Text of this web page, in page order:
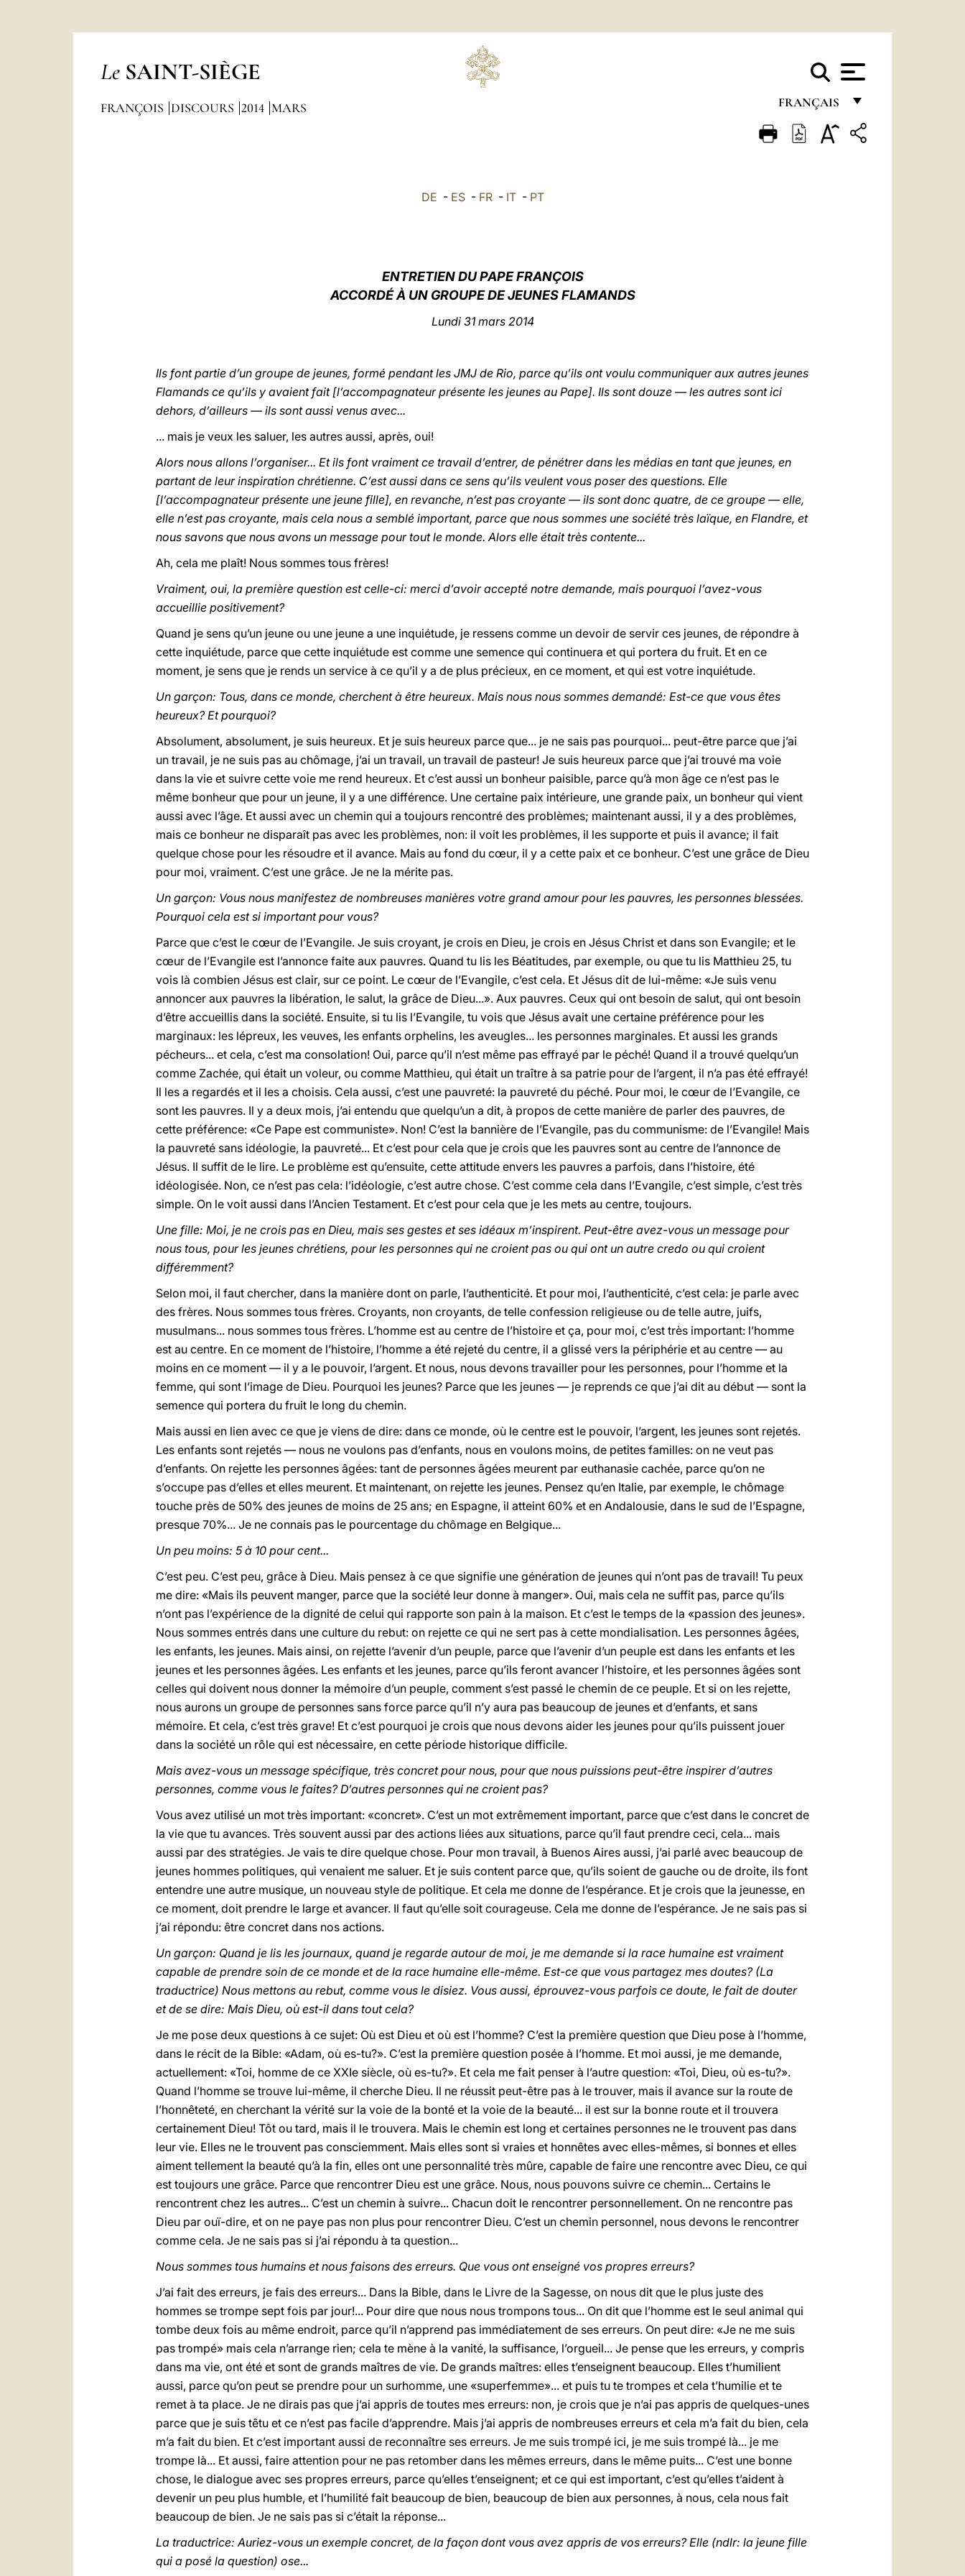
Le SAINT-SIÈGE
FRANÇAIS
FRANÇAIS
LATINE
FRANÇOIS DISCOURS 2014 MARS
DE - ES- FR- IT- PT
ENTRETIEN DU PAPE FRANÇOIS
ACCORDÉ À UN GROUPE DE JEUNESFLAMANDS
Lundi 31 mars 2014
Ils font partie d’un groupe de jeunes, formé pendant les JMJ de Rio, parce qu’ils ont voulu communiquer aux autres jeunes
Flamands ce qu’ils y avaient fait [l’accompagnateur présente les jeunes au Pape]. Ils sont douze — les autres sont ici
dehors, d’ailleurs — ils sont aussi venus avec...
... mais je veux les saluer, les autres aussi, après, oui!
Alors nous allons l’organiser... Et ils font vraiment ce travail d’entrer, de pénétrer dans les médias en tant que jeunes, en
partant de leur inspiration chrétienne. C’est aussi dans ce sens qu’ils veulent vous poser des questions. Elle
[l’accompagnateur présente une jeune fille], en revanche, n’est pas croyante — ils sont donc quatre, de ce groupe — elle,
elle n’est pas croyante, mais cela nous a semblé important, parce que nous sommes une société très laïque, en Flandre, et
nous savons que nous avons un message pour tout le monde. Alors elle était très contente...
Ah, cela me plaît! Nous sommes tous frères!
Vraiment, oui, la première question est celle-ci: merci d’avoir accepté notre demande, mais pourquoi l’avez-vous
accueillie positivement?
Quand je sens qu’un jeune ou une jeune a une inquiétude, je ressens comme un devoir de servir ces jeunes, de répondre à
cette inquiétude, parce que cette inquiétude est comme une semence qui continuera et qui portera du fruit. Et en ce
moment, je sens que je rends un service à ce qu’il y a de plus précieux, en ce moment, et qui est votre inquiétude.
Un garçon: Tous, dans ce monde, cherchent à être heureux. Mais nous nous sommes demandé: Est-ce que vous êtes
heureux? Et pourquoi?
Absolument, absolument, je suis heureux. Et je suis heureux parce que... je ne sais pas pourquoi... peut-être parce que j’ai
un travail, je ne suis pas au chômage, j’ai un travail, un travail de pasteur! Je suis heureux parce que j’ai trouvé ma voie
dans la vie et suivre cette voie me rend heureux. Et c’est aussi un bonheur paisible, parce qu’à mon âge ce n’est pas le
même bonheur que pour un jeune, il y a une différence. Une certaine paix intérieure, une grande paix, un bonheur qui vient
aussi avec l’âge. Et aussi avec un chemin qui a toujours rencontré des problèmes; maintenant aussi, il y a des problèmes,
mais ce bonheur ne disparaît pas avec les problèmes, non: il voit les problèmes, il les supporte et puis il avance; il fait
quelque chose pour les résoudre et il avance. Mais au fond du cœur, il y a cette paix et ce bonheur. C’est une grâce de Dieu
pour moi, vraiment. C’est une grâce. Je ne la mérite pas.
Un garçon: Vous nous manifestez de nombreuses manières votre grand amour pour les pauvres, les personnes blessées.
Pourquoi cela est si important pour vous?
Parce que c’est le cœur de l’Evangile. Je suis croyant, je crois en Dieu, je crois en Jésus Christ et dans son Evangile; et le
cœur de l’Evangile est l’annonce faite aux pauvres. Quand tu lis les Béatitudes, par exemple, ou que tu lis Matthieu 25, tu
vois là combien Jésus est clair, sur ce point. Le cœur de l’Evangile, c’est cela. Et Jésus dit de lui-même: «Je suis venu
annoncer aux pauvres la libération, le salut, la grâce de Dieu...». Aux pauvres. Ceux qui ont besoin de salut, qui ont besoin
d’être accueillis dans la société. Ensuite, si tu lis l’Evangile, tu vois que Jésus avait une certaine préférence pour les
marginaux: les lépreux, les veuves, les enfants orphelins, les aveugles... les personnes marginales. Et aussi les grands
pécheurs... et cela, c’est ma consolation! Oui, parce qu’il n’est même pas effrayé par le péché! Quand il a trouvé quelqu’un
comme Zachée, qui était un voleur, ou comme Matthieu, qui était un traître à sa patrie pour de l’argent, il n’a pas été effrayé!
Il les a regardés et il les a choisis. Cela aussi, c’est une pauvreté: la pauvreté du péché. Pour moi, le cœur de l’Evangile, ce
sont les pauvres. Il y a deux mois, j’ai entendu que quelqu’un a dit, à propos de cette manière de parler des pauvres, de
cette préférence: «Ce Pape est communiste». Non! C’est la bannière de l’Evangile, pas du communisme: de l’Evangile! Mais
la pauvreté sans idéologie, la pauvreté... Et c’est pour cela que je crois que les pauvres sont au centre de l’annonce de
Jésus. Il suffit de le lire. Le problème est qu’ensuite, cette attitude envers les pauvres a parfois, dans l’histoire, été
idéologisée. Non, ce n’est pas cela: l’idéologie, c’est autre chose. C’est comme cela dans l’Evangile, c’est simple, c’est très
simple. On le voit aussi dans l’Ancien Testament. Et c’est pour cela que je les mets au centre, toujours.
Une fille: Moi, je ne crois pas en Dieu, mais ses gestes et ses idéaux m’inspirent. Peut-être avez-vous un message pour
nous tous, pour les jeunes chrétiens, pour les personnes qui ne croient pas ou qui ont un autre credo ou qui croient
différemment?
Selon moi, il faut chercher, dans la manière dont on parle, l’authenticité. Et pour moi, l’authenticité, c’est cela: je parle avec
des frères. Nous sommes tous frères. Croyants, non croyants, de telle confession religieuse ou de telle autre, juifs,
musulmans... nous sommes tous frères. L’homme est au centre de l’histoire et ça, pour moi, c’est très important: l’homme
est au centre. En ce moment de l’histoire, l’homme a été rejeté du centre, il a glissé vers la périphérie et au centre — au
moins en ce moment — il y a le pouvoir, l’argent. Et nous, nous devons travailler pour les personnes, pour l’homme et la
femme, qui sont l’image de Dieu. Pourquoi les jeunes? Parce que les jeunes — je reprends ce que j’ai dit au début — sont la
semence qui portera du fruit le long du chemin.
Mais aussi en lien avec ce que je viens de dire: dans ce monde, où le centre est le pouvoir, l’argent, les jeunes sont rejetés.
Les enfants sont rejetés — nous ne voulons pas d’enfants, nous en voulons moins, de petites familles: on ne veut pas
d’enfants. On rejette les personnes âgées: tant de personnes âgées meurent par euthanasie cachée, parce qu’on ne
s’occupe pas d’elles et elles meurent. Et maintenant, on rejette les jeunes. Pensez qu’en Italie, par exemple, le chômage
touche près de 50% des jeunes de moins de 25 ans; en Espagne, il atteint 60% et en Andalousie, dans le sud de l’Espagne,
presque 70%... Je ne connais pas le pourcentage du chômage en Belgique...
Un peu moins: 5 à 10 pour cent...
C’est peu. C’est peu, grâce à Dieu. Mais pensez à ce que signifie une génération de jeunes qui n’ont pas de travail! Tu peux
me dire: «Mais ils peuvent manger, parce que la société leur donne à manger». Oui, mais cela ne suffit pas, parce qu’ils
n’ont pas l’expérience de la dignité de celui qui rapporte son pain à la maison. Et c’est le temps de la «passion des jeunes».
Nous sommes entrés dans une culture du rebut: on rejette ce qui ne sert pas à cette mondialisation. Les personnes âgées,
les enfants, les jeunes. Mais ainsi, on rejette l’avenir d’un peuple, parce que l’avenir d’un peuple est dans les enfants et les
jeunes et les personnes âgées. Les enfants et les jeunes, parce qu’ils feront avancer l’histoire, et les personnes âgées sont
celles qui doivent nous donner la mémoire d’un peuple, comment s’est passé le chemin de ce peuple. Et si on les rejette,
nous aurons un groupe de personnes sans force parce qu’il n’y aura pas beaucoup de jeunes et d’enfants, et sans
mémoire. Et cela, c’est très grave! Et c’est pourquoi je crois que nous devons aider les jeunes pour qu’ils puissent jouer
dans la société un rôle qui est nécessaire, en cette période historique difficile.
Mais avez-vous un message spécifique, très concret pour nous, pour que nous puissions peut-être inspirer d’autres
personnes, comme vous le faites? D’autres personnes qui ne croient pas?
Vous avez utilisé un mot très important: «concret». C’est un mot extrêmement important, parce que c’est dans le concret de
la vie que tu avances. Très souvent aussi par des actions liées aux situations, parce qu’il faut prendre ceci, cela... mais
aussi par des stratégies. Je vais te dire quelque chose. Pour mon travail, à Buenos Aires aussi, j’ai parlé avec beaucoup de
jeunes hommes politiques, qui venaient me saluer. Et je suis content parce que, qu’ils soient de gauche ou de droite, ils font
entendre une autre musique, un nouveau style de politique. Et cela me donne de l’espérance. Et je crois que la jeunesse, en
ce moment, doit prendre le large et avancer. Il faut qu’elle soit courageuse. Cela me donne de l’espérance. Je ne sais pas si
j’ai répondu: être concret dans nos actions.
Un garçon: Quand je lis les journaux, quand je regarde autour de moi, je me demande si la race humaine est vraiment
capable de prendre soin de ce monde et de la race humaine elle-même. Est-ce que vous partagez mes doutes? (La
traductrice) Nous mettons au rebut, comme vous le disiez. Vous aussi, éprouvez-vous parfois ce doute, le fait de douter
et de se dire: Mais Dieu, où est-il dans tout cela?
Je me pose deux questions à ce sujet: Où est Dieu et où est l’homme? C’est la première question que Dieu pose à l’homme,
dans le récit de la Bible: «Adam, où es-tu?». C’est la première question posée à l’homme. Et moi aussi, je me demande,
actuellement: «Toi, homme de ce XXIe siècle, où es-tu?». Et cela me fait penser à l’autre question: «Toi, Dieu, où es-tu?».
Quand l’homme se trouve lui-même, il cherche Dieu. Il ne réussit peut-être pas à le trouver, mais il avance sur la route de
l’honnêteté, en cherchant la vérité sur la voie de la bonté et la voie de la beauté... il est sur la bonne route et il trouvera
certainement Dieu! Tôt ou tard, mais il le trouvera. Mais le chemin est long et certaines personnes ne le trouvent pas dans
leur vie. Elles ne le trouvent pas consciemment. Mais elles sont si vraies et honnêtes avec elles-mêmes, si bonnes et elles
aiment tellement la beauté qu’à la fin, elles ont une personnalité très mûre, capable de faire une rencontre avec Dieu, ce qui
est toujours une grâce. Parce que rencontrer Dieu est une grâce. Nous, nous pouvons suivre ce chemin... Certains le
rencontrent chez les autres... C’est un chemin à suivre... Chacun doit le rencontrer personnellement. On ne rencontre pas
Dieu par ouï-dire, et on ne paye pas non plus pour rencontrer Dieu. C’est un chemin personnel, nous devons le rencontrer
comme cela. Je ne sais pas si j’ai répondu à ta question...
Nous sommes tous humains et nous faisons des erreurs. Que vous ont enseigné vos propres erreurs?
J’ai fait des erreurs, je fais des erreurs... Dans la Bible, dans le Livre de la Sagesse, on nous dit que le plus juste des
hommes se trompe sept fois par jour!... Pour dire que nous nous trompons tous... On dit que l’homme est le seul animal qui
tombe deux fois au même endroit, parce qu’il n’apprend pas immédiatement de ses erreurs. On peut dire: «Je ne me suis
pas trompé» mais cela n’arrange rien; cela te mène à la vanité, la suffisance, l’orgueil... Je pense que les erreurs, y compris
dans ma vie, ont été et sont de grands maîtres de vie. De grands maîtres: elles t’enseignent beaucoup. Elles t’humilient
aussi, parce qu’on peut se prendre pour un surhomme, une «superfemme»... et puis tu te trompes et cela t’humilie et te
remet à ta place. Je ne dirais pas que j’ai appris de toutes mes erreurs: non, je crois que je n’ai pas appris de quelques-unes
parce que je suis têtu et ce n’est pas facile d’apprendre. Mais j’ai appris de nombreuses erreurs et cela m’a fait du bien, cela
m’a fait du bien. Et c’est important aussi de reconnaître ses erreurs. Je me suis trompé ici, je me suis trompé là... je me
trompe là... Et aussi, faire attention pour ne pas retomber dans les mêmes erreurs, dans le même puits... C’est une bonne
chose, le dialogue avec ses propres erreurs, parce qu’elles t’enseignent; et ce qui est important, c’est qu’elles t’aident à
devenir un peu plus humble, et l’humilité fait beaucoup de bien, beaucoup de bien aux personnes, à nous, cela nous fait
beaucoup de bien. Je ne sais pas si c’était la réponse...
La traductrice: Auriez-vous un exemple concret, de la façon dont vous avez appris de vos erreurs? Elle (ndlr: la jeune fille
qui a posé la question) ose...